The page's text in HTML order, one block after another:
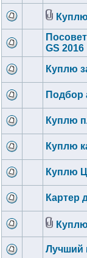
GS 2016
Куплю
Подбор
Куплю
Куплю
Куплю
Картер
Лучший